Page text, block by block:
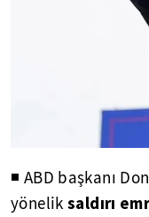
◾ ABD başkanı
yöneliksaldırı